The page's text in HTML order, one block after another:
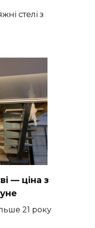
стелі з
— ціна з
21 року